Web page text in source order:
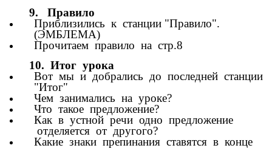
9. Правило
Приблизились к станции "Правило".
(ЭМБЛЕМА)
Прочитаем правило на стр.8
10. Итог урока
Вот мы и добрались до последней станции
"Итог"
Чем занимались на уроке?
Что такое предложение?
Как в устной речи одно предложение
отделяется от другого?
Какие знаки препинания ставятся в конце